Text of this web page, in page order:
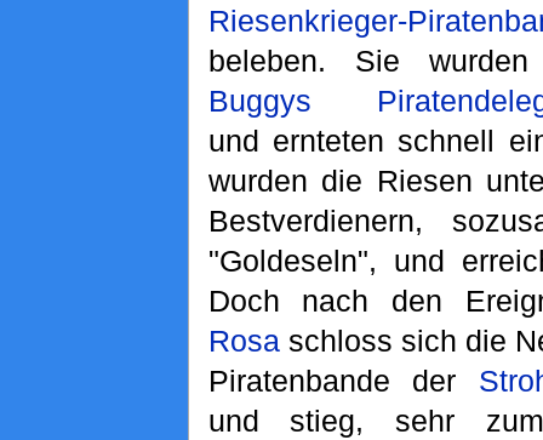
Riesenkrieger-
beleben. Sie
Buggys
und ernteten schnell
wurden die Riesen
Bestverdienern,
"Goldeseln", und
Doch nach den
Rosaschloss sich die
Piratenbande der
und stieg, sehr